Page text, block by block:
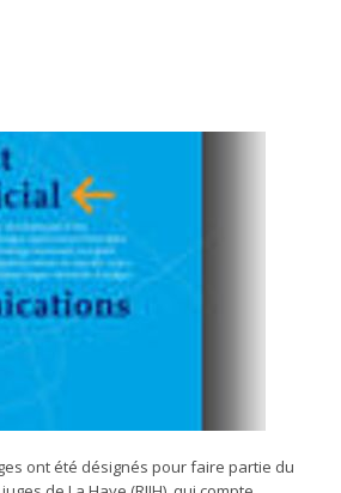
ont été désignés pour faire partie du